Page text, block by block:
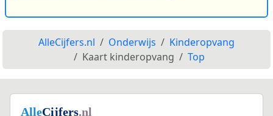
AlleCijfers.nl Onderwijs
Kinderopvang
Kaart kinderopvang
Top